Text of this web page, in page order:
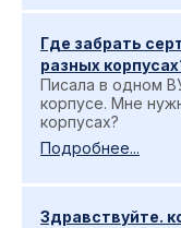
Где забрать
разных
Писала в одном
корпусе. Мне
корпусах?
Подробнее...
Здравствуйте.